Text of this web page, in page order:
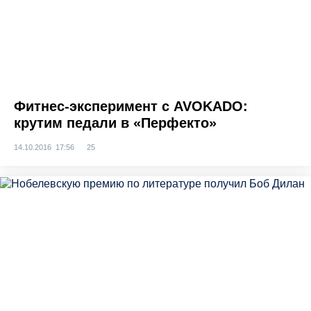
Фитнес-эксперимент с AVOKADO:
крутим педали в «Перфекто»
14.10.2016 17:56 25